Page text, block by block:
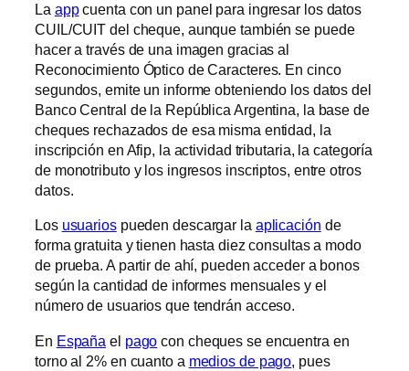
La appcuenta con un panel para ingresar los datos
CUIL/CUIT del cheque, aunque también se puede
hacer a través de una imagen gracias al
Reconocimiento Óptico de Caracteres. En cinco
segundos, emite un informe obteniendo los datos del
Banco Central de la República Argentina, la base de
cheques rechazados de esa misma entidad, la
inscripción en Afip, la actividad tributaria, la categoría
de monotributo y los ingresos inscriptos, entre otros
datos.
Los usuariospueden descargar la aplicación de
forma gratuita y tienen hasta diez consultas a modo
de prueba. A partir de ahí, pueden acceder a bonos
según la cantidad de informes mensuales y el
número de usuarios que tendrán acceso.
En España el pago con cheques se encuentra en
torno al 2% en cuanto a medios de pago, pues